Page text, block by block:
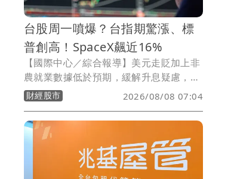
台股周一噴爆？台指期驚漲、標
普創高！SpaceX飆近16%
【國際中心／綜合報導】美元走貶加上非
農就業數據低於預期，緩解升息疑慮，美
股今（7）日全部收紅，標普更締造歷史
新高，台指期夜盤大漲，SpaceX更狂飆
近16%。
財經股市 2026/08/08 07:04